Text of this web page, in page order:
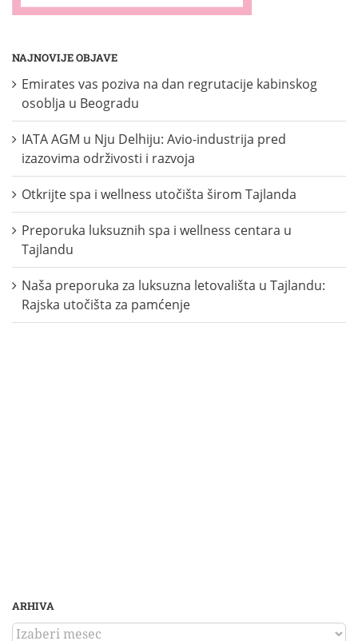
NAJNOVIJE OBJAVE
Emirates vas poziva na dan regrutacije kabinskog
osoblja u Beogradu
IATA AGM u Nju Delhiju: Avio-industrija pred
izazovima održivosti i razvoja
Otkrijte spa i wellness utočišta širom Tajlanda
Preporuka luksuznih spa i wellness centara u
Tajlandu
Naša preporuka za luksuzna letovališta u Tajlandu:
Rajska utočišta za pamćenje
ARHIVA
ARHIVA